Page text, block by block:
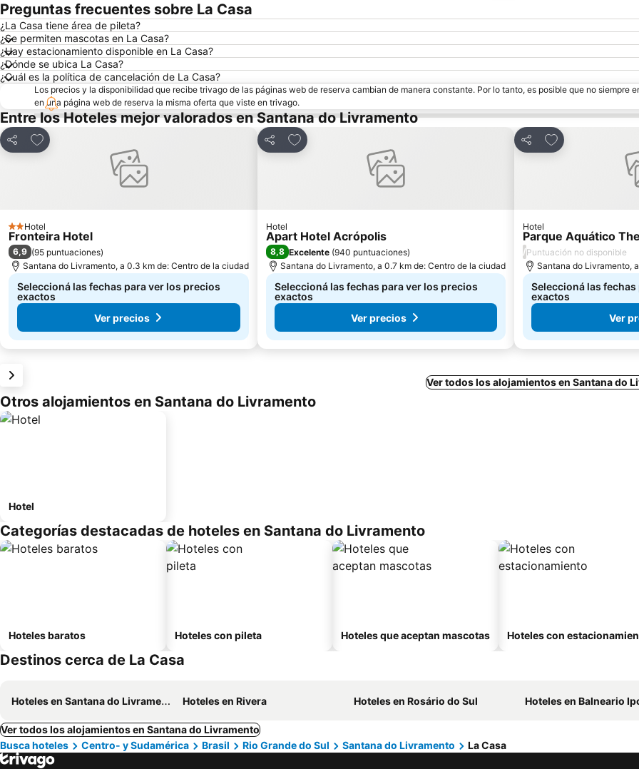
Ampliar mapa
Preguntas frecuentes sobre La Casa
¿La Casa tiene área de pileta?
¿Se permiten mascotas en La Casa?
¿Hay estacionamiento disponible en La Casa?
¿Dónde se ubica La Casa?
¿Cuál es la política de cancelación de La Casa?
Los precios y la disponibilidad que recibe trivago de las páginas web de reserva cambian de manera constante. Por lo tanto, es posible que no siempre
en una página web de reserva la misma oferta que viste en trivago.
Entre los Hoteles mejor valorados en Santana do Livramento
Compartir
Añadir a favoritos
2 Estrellas
Hotel
Fronteira Hotel
6,9 (95 puntuaciones)
Santana do Livramento, a 0.3 km de: Centro de la ciudad
Seleccioná las fechas para ver los precios
exactos
Ver precios
Compartir
Añadir a favoritos
Hotel
Apart Hotel Acrópolis
8,8 Excelente (940 puntuaciones)
Santana do Livramento, a 0.7 km de: Centro de la ciudad
Seleccioná las fechas para ver los precios
exactos
Ver precios
Compartir
Añadir a favoritos
Hotel
Parque Aquático
/Puntuación no disponible
Santana do Livramento,
Seleccioná las fechas
exactos
Ver
Ver todos los alojamientos en Santana do
Otros alojamientos en Santana do Livramento
Hotel
Categorías destacadas de hoteles en Santana do Livramento
Hoteles baratos Hoteles con pileta Hoteles que aceptan mascotas Hoteles con
Destinos cerca de La Casa
Hoteles en Santana do Livramento Hoteles en Rivera Hoteles en Rosário do Sul Hoteles en Balneario
Ver todos los alojamientos en Santana do Livramento
Busca hoteles
Centro- y Sudamérica Brasil Rio Grande do Sul Santana do Livramento La Casa